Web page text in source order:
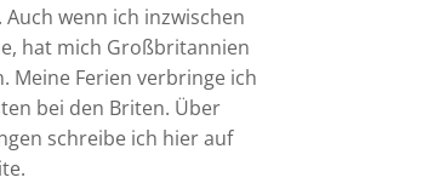
wenn ich inzwischen
hat mich Großbritannien
Meine Ferien verbringe ich
bei den Briten. Über
schreibe ich hier auf